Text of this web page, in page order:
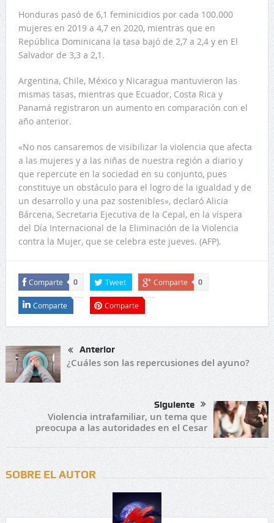
Honduras pasó de 6,1 feminicidios por cada 100.000
mujeres en 2019 a 4,7 en 2020, mientras que en
República Dominicana la tasa bajó de 2,7 a 2,4 y en El
Salvador de 3,3 a 2,1.
Argentina, Chile, México y Nicaragua mantuvieron las
mismas tasas, mientras que Ecuador, Costa Rica y
Panamá registraron un aumento en comparación con el
año anterior.
«No nos cansaremos de visibilizar la violencia que afecta
a las mujeres y a las niñas de nuestra región a diario y
que repercute en la sociedad en su conjunto, pues
constituye un obstáculo para el logro de la igualdad y de
un desarrollo y una paz sostenibles», declaró Alicia
Bárcena, Secretaria Ejecutiva de la Cepal, en la víspera
del Día Internacional de la Eliminación de la Violencia
contra la Mujer, que se celebra este jueves. (AFP).
Comparte 0 Tweet Comparte 0
Comparte Comparte
Anterior
¿Cuáles son las repercusiones del ayuno?
Siguiente
Violencia intrafamiliar, un tema que
preocupa a las autoridades en el Cesar
SOBRE EL AUTOR